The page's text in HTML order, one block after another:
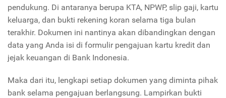
pendukung. Di antaranya berupa KTA, NPWP, slip gaji, kartu
keluarga, dan bukti rekening koran selama tiga bulan
terakhir. Dokumen ini nantinya akan dibandingkan dengan
data yang Anda isi di formulir pengajuan kartu kredit dan
jejak keuangan di Bank Indonesia.
Maka dari itu, lengkapi setiap dokumen yang diminta pihak
bank selama pengajuan berlangsung. Lampirkan bukti